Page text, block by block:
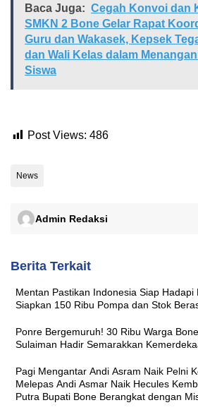
Baca Juga: Cegah Konvoi dan
SMKN 2 Bone Gelar Rapat
Guru dan Wakasek, Kepsek
dan Wali Kelas dalam
Siswa
Post Views: 486
News
Admin Redaksi
Berita Terkait
Mentan Pastikan Indonesia Siap Hadapi
Siapkan 150 Ribu Pompa dan Stok
Ponre Bergemuruh! 30 Ribu Warga
Sulaiman Hadir Semarakkan
Pagi Mengantar Andi Asram Naik Pelni
Melepas Andi Asmar Naik Hecules
Putra Bupati Bone Berangkat dengan